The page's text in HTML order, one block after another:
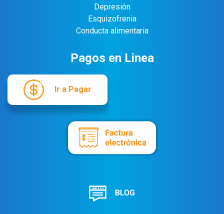
Depresión
Esquizofrenia
Conducta alimentaria
Pagos en Linea
Ir a Pagar